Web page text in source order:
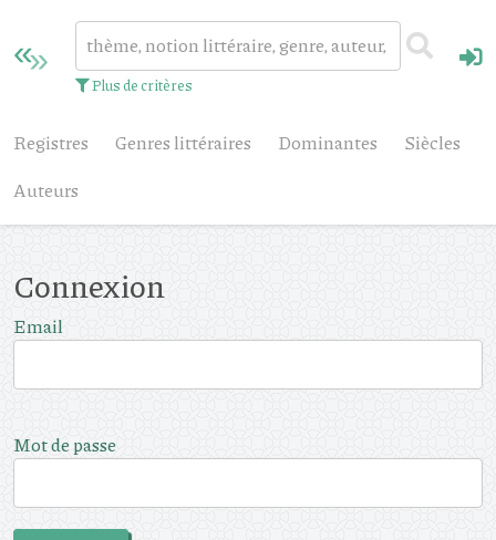
Plus de critères
Registres Genres littéraires Dominantes
Siècles
Auteurs
Connexion
Email
Mot de passe